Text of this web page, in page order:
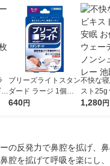
ブリーズライトスタン
ダード ラージ 1個（1
0枚入） 佐藤製薬（鼻
640円
不快な
スト25g
休み前に
1,280円
の反発力で鼻腔を拡げ、鼻
腔を拡げて呼吸を楽にし